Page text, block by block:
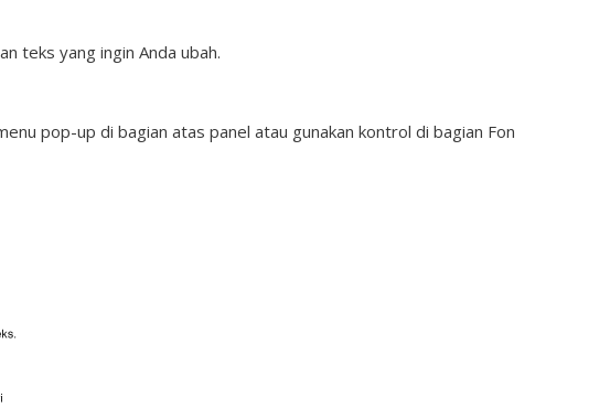
teks yang ingin Anda ubah.
pop-up di bagian atas panel atau gunakan kontrol di bagian Fon